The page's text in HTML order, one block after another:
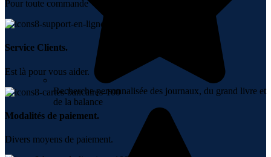
Recherche personnalisée des journaux, du grand livre et
de la balance
Pour toute commande + 10000 DH.
Service Clients.
Est là pour vous aider.
Modalités de paiement.
Divers moyens de paiement.